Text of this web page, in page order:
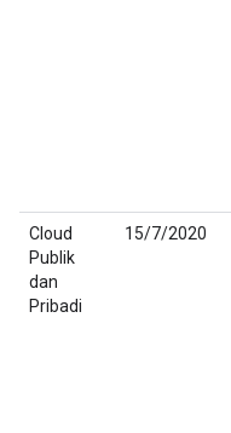
Cloud
Publik
dan
Pribadi
15/7/2020